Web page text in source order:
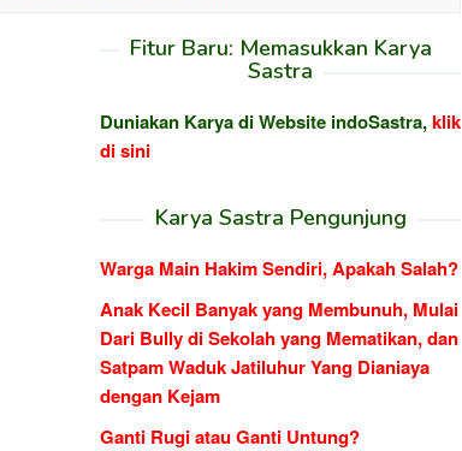
Fitur Baru: Memasukkan Karya
Sastra
Duniakan Karya di Website indoSastra,klik
di sini
Karya Sastra Pengunjung
Warga Main Hakim Sendiri, Apakah Salah?
Anak Kecil Banyak yang Membunuh, Mulai
Dari Bully di Sekolah yang Mematikan, dan
Satpam Waduk Jatiluhur Yang Dianiaya
dengan Kejam
Ganti Rugi atau Ganti Untung?